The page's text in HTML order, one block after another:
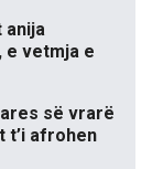
anija
e vetmja e
së vrarë
t’i afrohen